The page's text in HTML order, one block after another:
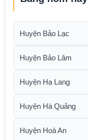
Huyện Bảo Lạc
Huyện Bảo Lâm
Huyện Hạ Lang
Huyện Hà Quảng
Huyện Hoà An